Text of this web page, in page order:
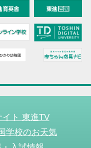
ト 東進TV
学校のお天気